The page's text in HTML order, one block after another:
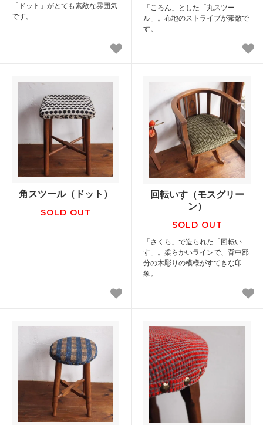
「ドット」がとても素敵な雰囲気
です。
「ころん」とした「丸スツー
ル」。布地のストライプが素敵で
す。
角スツール（ドット）
SOLD OUT
回転いす（モスグリー
ン）
SOLD OUT
「さくら」で造られた「回転い
す」。柔らかいラインで、背中部
分の木彫りの模様がすてきな印
象。